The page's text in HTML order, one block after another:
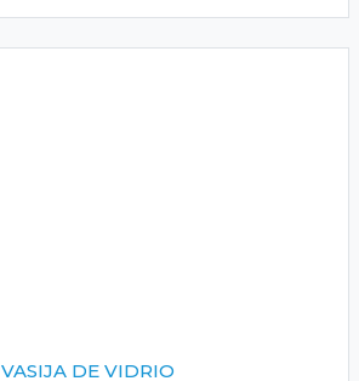
VASIJA DE VIDRIO